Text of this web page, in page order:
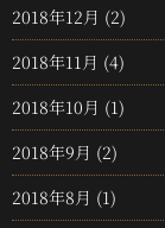
2018年12月 (2)
2018年11月 (4)
2018年10月 (1)
2018年9月 (2)
2018年8月 (1)